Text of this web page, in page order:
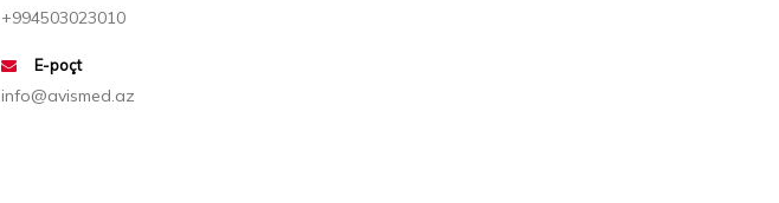
+994503023010
E-poçt
info@avismed.az